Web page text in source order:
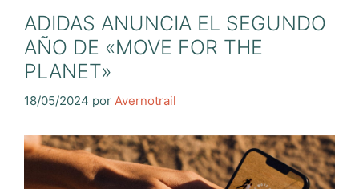
ADIDAS ANUNCIA EL SEGUNDO
AÑO DE «MOVE FOR THE
PLANET»
18/05/2024 por Avernotrail